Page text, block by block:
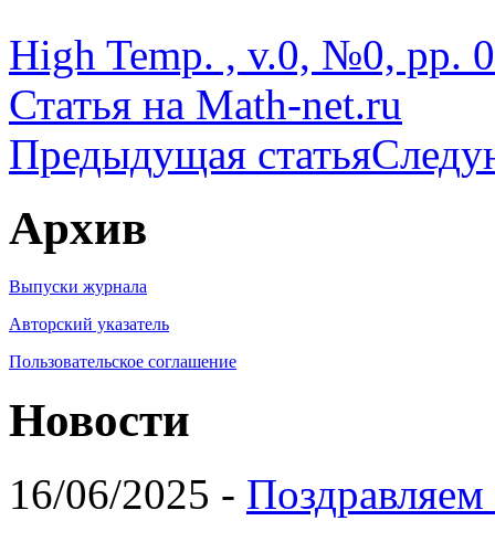
High Temp. , v.0, №0, pp.
Статья на Math-net.ru
Предыдущая статья
Архив
Выпуски журнала
Авторский указатель
Пользовательское соглашение
Новости
16/06/2025 -